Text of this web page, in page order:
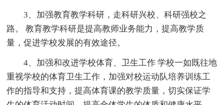
3、加强教育教学科研，走科研兴校、科研强校之
路。 教育教学科研是提高教师业务能力，提高教学质
量，促进学校发展的有效途径。
4、加强和改进学校体育、卫生工作 学校一如既往地
重视学校的体育卫生工作，加强对校运动队培养训练工
作的指导和支持，提高体育课的教学质量，切实保证学